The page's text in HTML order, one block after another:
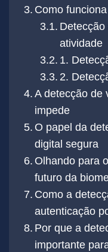
Como
atividade
1.
2.
A detecção de
impede
O papel da
digital segura
Olhando para
futuro da
Como a
autenticação
Por que a
importante